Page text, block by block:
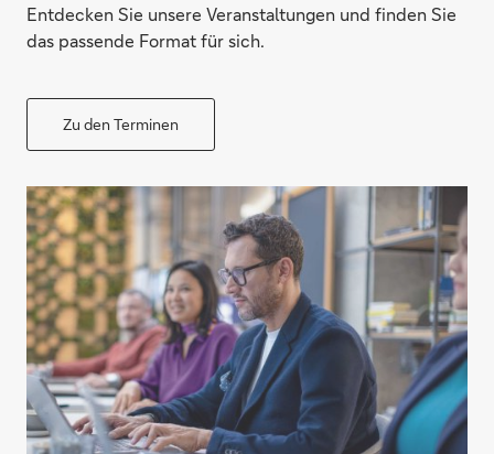
Entdecken Sie unsere Veranstaltungen und finden Sie
das passende Format für sich.
Zu den Terminen